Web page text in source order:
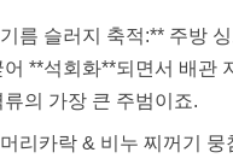
름 슬러지 축적:** 주방
어 **석회화**되면서 배관
류의 가장 큰 주범이죠.
리카락 & 비누 찌꺼기